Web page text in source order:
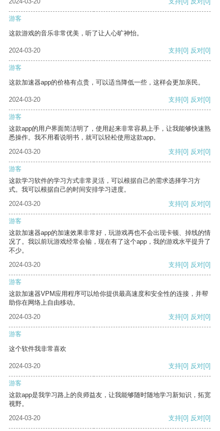
游客
这款游戏的音乐非常优美，听了让人心旷神怡。
2024-03-20 支持[0] 反对[0]
游客
这款加速器app的价格有点贵，可以适当降低一些，这样会更加亲民。
2024-03-20 支持[0] 反对[0]
游客
这款app的用户界面简洁明了，使用起来非常容易上手，让我能够快速熟
悉操作。我不用看说明书，就可以轻松使用这款app。
2024-03-20
支持[0] 反对[0]
游客
这款学习软件的学习方式非常灵活，可以根据自己的需求选择学习方
式。我可以根据自己的时间安排学习进度。
2024-03-20
支持[0] 反对[0]
游客
这款加速器app的加速效果非常好，玩游戏再也不会出现卡顿、掉线的情
况了。我以前玩游戏经常会输，现在有了这个app，我的游戏水平提升了
不少。
2024-03-20
支持[0] 反对[0]
游客
这款加速器VPM应用程序可以给你提供最高速度和安全性的连接，并帮
助你在网络上自由移动。
2024-03-20
支持[0] 反对[0]
游客
这个软件我非常喜欢
2024-03-20 支持[0] 反对[0]
游客
这款app是我学习路上的良师益友，让我能够随时随地学习新知识，拓宽
视野。
2024-03-20
支持[0] 反对[0]